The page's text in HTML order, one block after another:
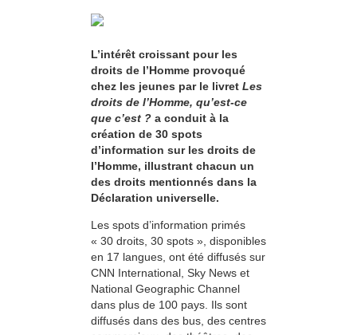
L’intérêt croissant pour les
droits de l’Homme provoqué
chez les jeunes par le livret Les
droits de l’Homme, qu’est-ce
que c’est ? a conduit à la
création de 30 spots
d’information sur les droits de
l’Homme, illustrant chacun un
des droits mentionnés dans la
Déclaration universelle.
Les spots d’information primés
« 30 droits, 30 spots », disponibles
en 17 langues, ont été diffusés sur
CNN International, Sky News et
National Geographic Channel
dans plus de 100 pays. Ils sont
diffusés dans des bus, des centres